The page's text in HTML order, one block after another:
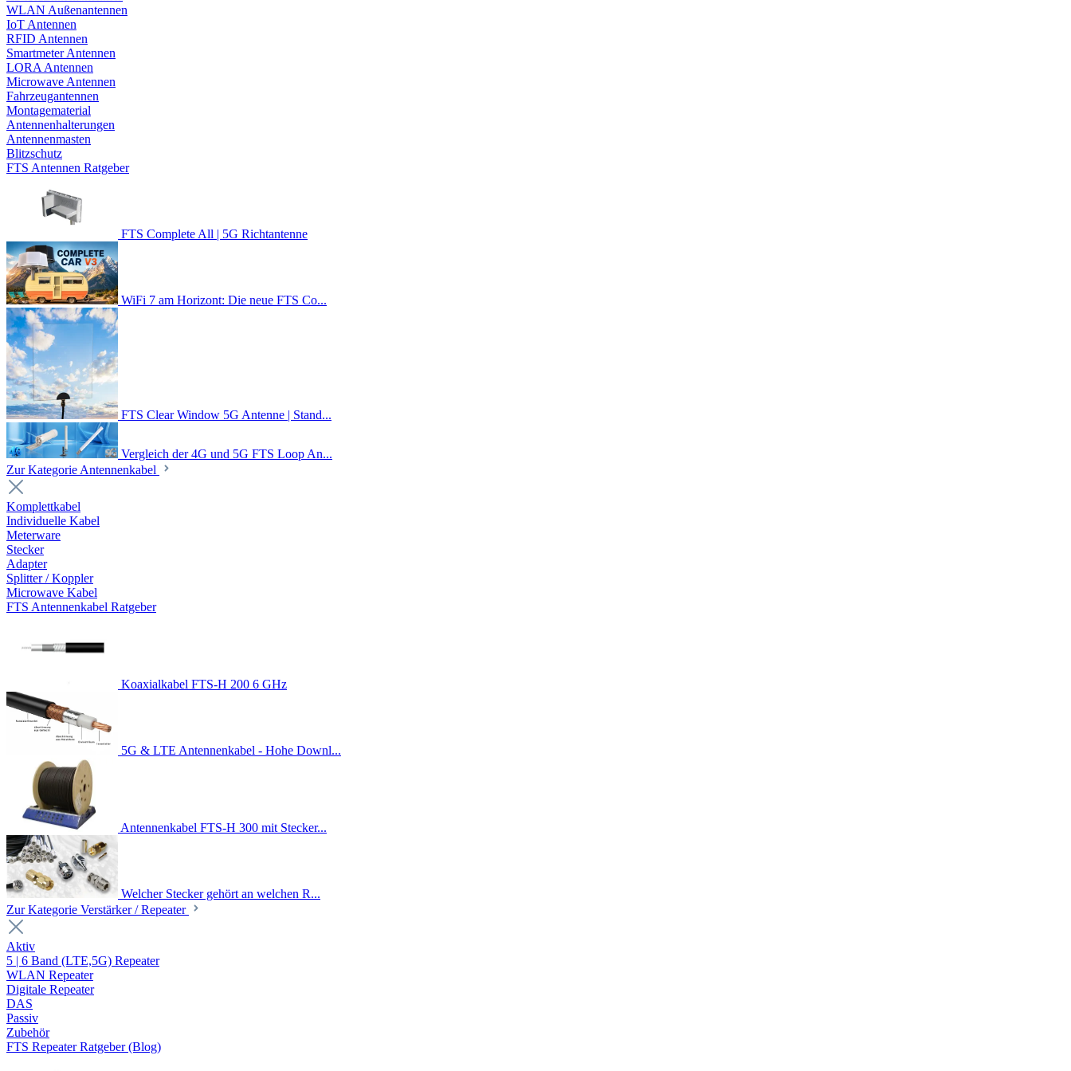
WLAN Außenantennen
IoT Antennen
RFID Antennen
Smartmeter Antennen
LORA Antennen
Microwave Antennen
Fahrzeugantennen
Montagematerial
Antennenhalterungen
Antennenmasten
Blitzschutz
FTS Antennen Ratgeber
FTS Complete All | 5G Richtantenne
WiFi 7 am Horizont: Die neue FTS Co...
FTS Clear Window 5G Antenne | Stand...
Vergleich der 4G und 5G FTS Loop An...
Zur Kategorie Antennenkabel
Komplettkabel
Individuelle Kabel
Meterware
Stecker
Adapter
Splitter / Koppler
Microwave Kabel
FTS Antennenkabel Ratgeber
Koaxialkabel FTS-H 200 6 GHz
5G & LTE Antennenkabel - Hohe Downl...
Antennenkabel FTS-H 300 mit Stecker...
Welcher Stecker gehört an welchen R...
Zur Kategorie Verstärker / Repeater
Aktiv
5 | 6 Band (LTE,5G) Repeater
WLAN Repeater
Digitale Repeater
DAS
Passiv
Zubehör
FTS Repeater Ratgeber (Blog)